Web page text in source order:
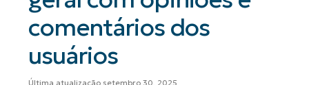
comentários dos
usuários